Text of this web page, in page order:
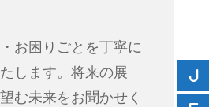
お困りごとを丁寧に
します。将来の展
む未来をお聞かせく